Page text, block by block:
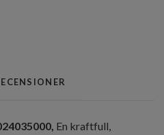
En kraftfull,